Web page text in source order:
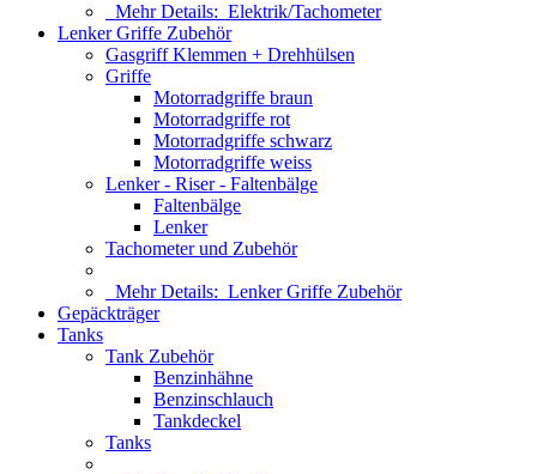
Mehr Details: Elektrik/Tachometer
Lenker Griffe Zubehör
Gasgriff Klemmen + Drehhülsen
Griffe
Motorradgriffe braun
Motorradgriffe rot
Motorradgriffe schwarz
Motorradgriffe weiss
Lenker - Riser - Faltenbälge
Faltenbälge
Lenker
Tachometer und Zubehör
Mehr Details: Lenker Griffe Zubehör
Gepäckträger
Tanks
Tank Zubehör
Benzinhähne
Benzinschlauch
Tankdeckel
Tanks